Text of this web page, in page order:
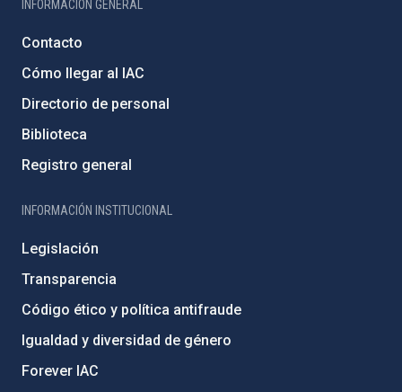
INFORMACIÓN GENERAL
Contacto
Cómo llegar al IAC
Directorio de personal
Biblioteca
Registro general
INFORMACIÓN INSTITUCIONAL
Legislación
Transparencia
Código ético y política antifraude
Igualdad y diversidad de género
Forever IAC